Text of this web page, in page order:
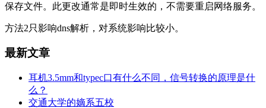
保存文件。此更改通常是即时生效的，不需要重启网络服务。
方法2只影响dns解析，对系统影响比较小。
最新文章
耳机3.5mm和typec口有什么不同，信号转换的原理是什
么？
交通大学的嫡系五校